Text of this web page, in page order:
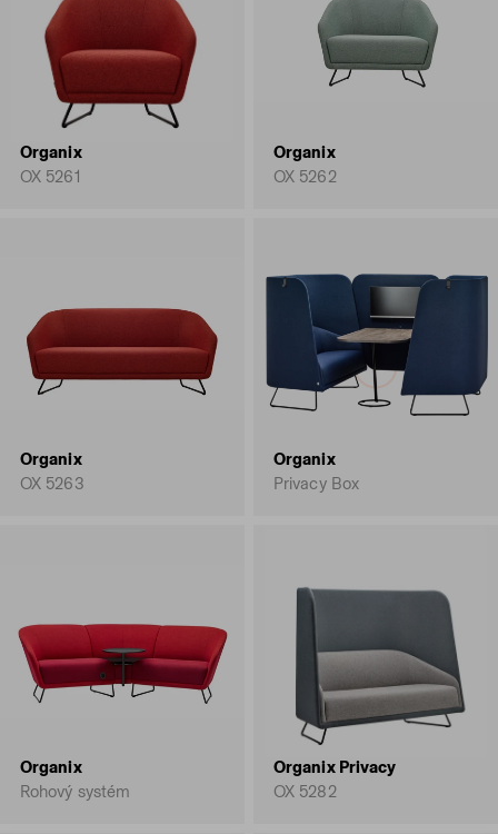
Organix
OX 5261
Organix
OX 5262
Organix
OX 5263
Organix
Privacy Box
Organix
Rohový systém
Organix Privacy
OX 5282